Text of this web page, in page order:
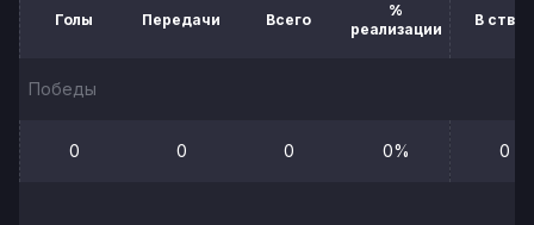
Голы Передачи Всего
%
реализации
В створ
Победы
0 0 0 0% 0